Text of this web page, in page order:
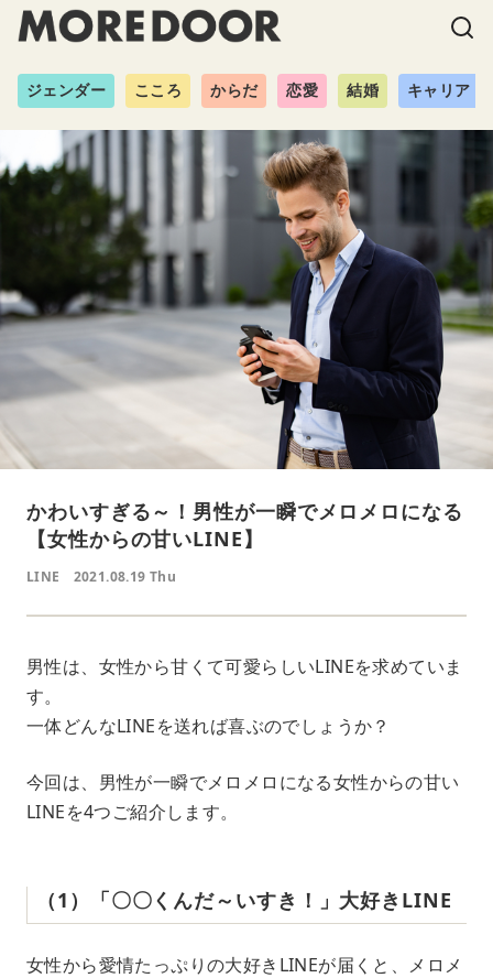
ジェンダー こころ からだ 恋愛 結婚 キャリア
かわいすぎる～！男性が一瞬でメロメロになる
【女性からの甘いLINE】
LINE 2021.08.19 Thu
男性は、女性から甘くて可愛らしいLINEを求めていま
す。
一体どんなLINEを送れば喜ぶのでしょうか？
今回は、男性が一瞬でメロメロになる女性からの甘い
LINEを4つご紹介します。
（1）「〇〇くんだ～いすき！」大好きLINE
女性から愛情たっぷりの大好きLINEが届くと、メロメ